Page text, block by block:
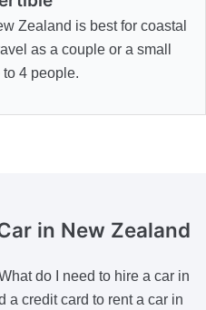
Zealand is best for coastal
as a couple or a small
4 people.
in New Zealand
do I need to hire a car in
a credit card to rent a car in